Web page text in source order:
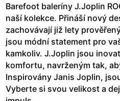
Barefoot baleríny J.Joplin
naší kolekce. Přináší nový
zachovávají již lety
jsou módní statement pro
kamkoliv. J.Joplin jsou
komfortu, navrženým tak,
Inspirovány Janis Joplin,
Vyberte si svou velikost a